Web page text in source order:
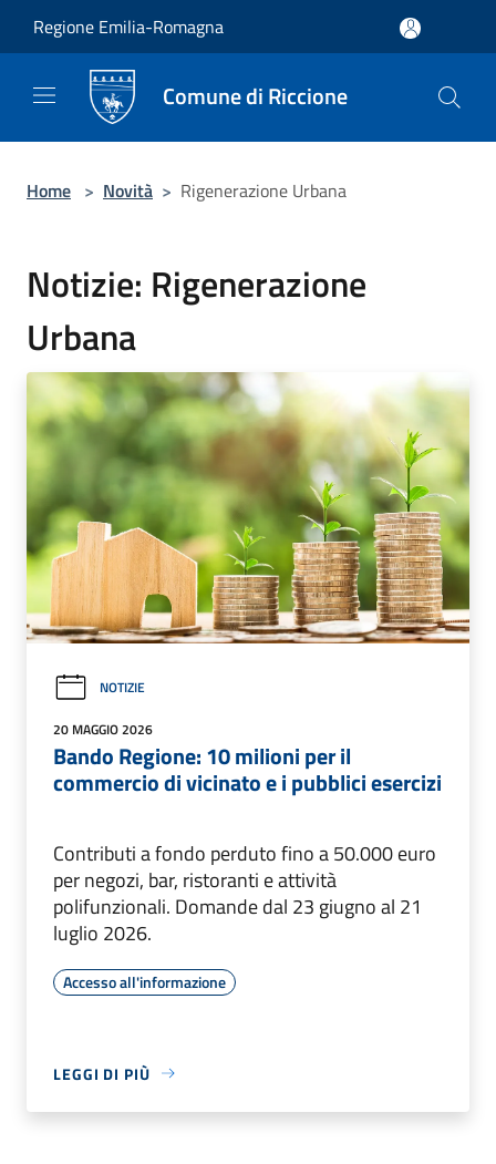
Regione Emilia-Romagna
Comune di Riccione
Home > Novità > Rigenerazione Urbana
Notizie: Rigenerazione
Urbana
NOTIZIE
20 MAGGIO 2026
Bando Regione: 10 milioni per il
commercio di vicinato e i pubblici esercizi
Contributi a fondo perduto fino a 50.000 euro
per negozi, bar, ristoranti e attività
polifunzionali. Domande dal 23 giugno al 21
luglio 2026.
Accesso all'informazione
LEGGI DI PIÙ